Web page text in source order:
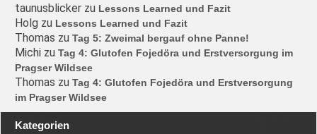
taunusblicker zu Lessons Learned und Fazit
Holg zu Lessons Learned und Fazit
Thomas zu Tag 5: Zweimal bergauf ohne Panne!
Michi zu Tag 4: Glutofen Fojedöra und Erstversorgung im
Pragser Wildsee
Thomas zu Tag 4: Glutofen Fojedöra und Erstversorgung
im Pragser Wildsee
Kategorien